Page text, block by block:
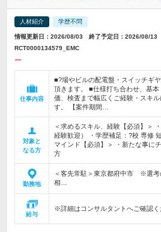
人材紹介 学歴不問
情報更新日：2026/08/03 終了予定日：2026/08/13
RCT0000134579_EMC
ー
仕事内容
■?場やビルの配電盤・スイッチギ
頂きます。 ■仕様打ち合わせ、基
価、検査まで幅広くご経験・スキ
す。 【案件期間…
対象と
なる方
＜求めるスキル、経験【必須】＞
経験歓迎） ・学歴補足：?校 専修
マインド【必須】＞ ・新たな事に
方
勤務地
＜客先常駐＞東京都府中市 ※選考
相…
給与
※詳細はコンサルタントへご確認く